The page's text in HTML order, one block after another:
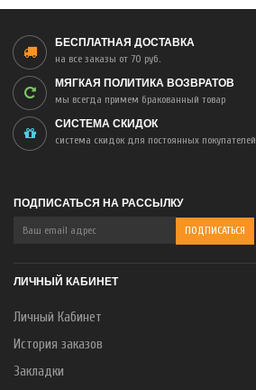
БЕСПЛАТНАЯ ДОСТАВКА
на все заказы от 70 руб.
МЯГКАЯ ПОЛИТИКА ВОЗВРАТОВ
мы всегда примем бракованный товар
СИСТЕМА СКИДОК
система скидок для постоянных покупателей
ПОДПИСАТЬСЯ НА РАССЫЛКУ
ЛИЧНЫЙ КАБИНЕТ
Личный Кабинет
История заказов
Закладки